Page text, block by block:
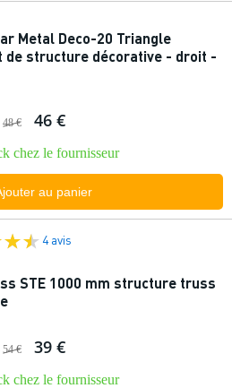
Metal Deco-20 Triangle
de structure décorative - droit -
48 € 46 €
chez le fournisseur
au panier
4 avis
STE 1000 mm structure truss
54 € 39 €
chez le fournisseur